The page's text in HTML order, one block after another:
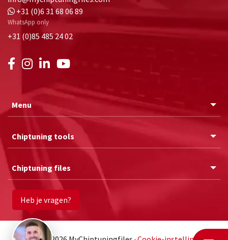
+31 (0)6 31 68 06 89
WhatsApp only
+31 (0)85 485 24 02
Menu
Chiptuning tools
Chiptuning files
Heb je vragen?